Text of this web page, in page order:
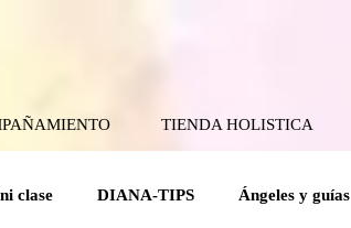
TIENDA HOLISTICA
clase DIANA-TIPS Ángeles y guías